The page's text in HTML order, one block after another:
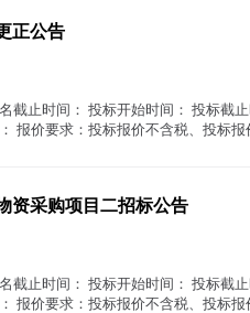
正公告
截止时间： 投标开始时间： 投标截
报价要求：投标报价不含税、投标
资采购项目二招标公告
截止时间： 投标开始时间： 投标截
报价要求：投标报价不含税、投标